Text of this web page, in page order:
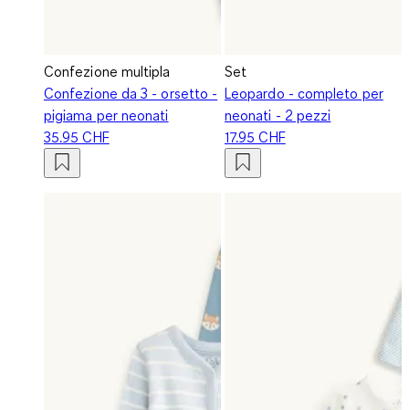
Confezione multipla
Confezione da 3 - orsetto -
pigiama per neonati
35.95 CHF
Set
Leopardo - completo per
neonati - 2 pezzi
17.95 CHF